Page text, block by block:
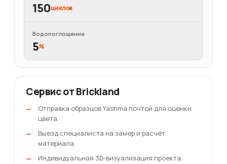
150циклов
Водопоглощение
5%
Сервис от Brickland
Отправка образцов Yashma почтой для оценки
цвета.
Выезд специалиста на замер и расчёт
материала.
Индивидуальная 3D-визуализация проекта.